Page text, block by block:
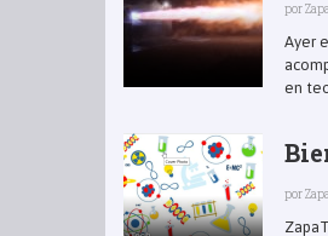
por
Ayer
en
por